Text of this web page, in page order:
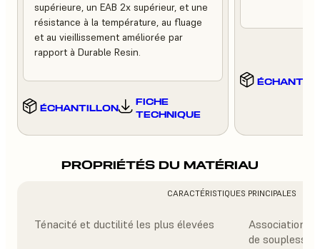
supérieure, un EAB 2x supérieur, et une
résistance à la température, au fluage
et au vieillissement améliorée par
rapport à Durable Resin.
ÉCHANTILLON
FICHE
TECHNIQUE
PROPRIÉTÉS DU MATÉRIAU
CARACTÉRISTIQUES PRINCIPALES
Ténacité et ductilité les plus élevées
Association
de souplesse